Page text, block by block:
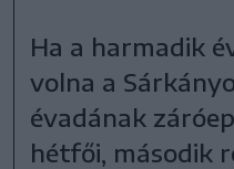
Ha a harmadik
volna a
évadának
hétfői, második